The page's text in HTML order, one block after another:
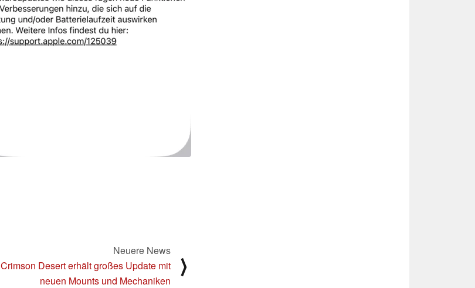
Neuere News
Crimson Desert erhält großes Update mit
neuen Mounts und Mechaniken
⟩